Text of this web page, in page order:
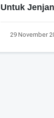
Untuk
SMP, SMA,
SKB/PKBM
29 November